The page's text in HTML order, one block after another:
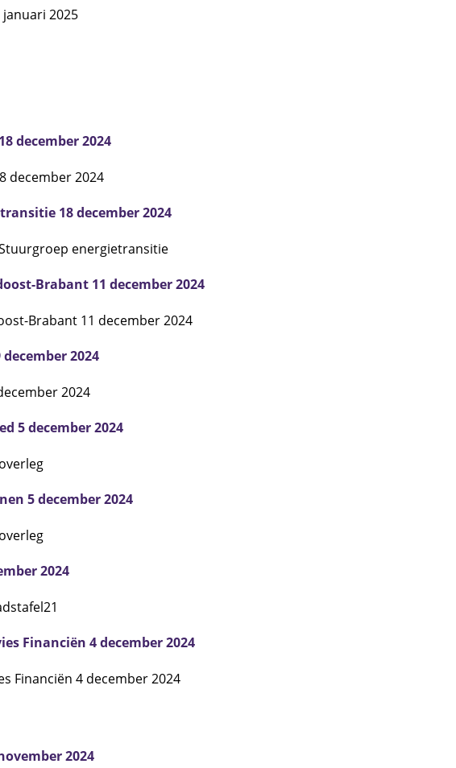
2025
december 2024
december 2024
18 december 2024
energietransitie
Brabant 11 december 2024
Brabant 11 december 2024
2024
2024
5 december 2024
5 december 2024
2024
Financiën 4 december 2024
Financiën 4 december 2024
2024